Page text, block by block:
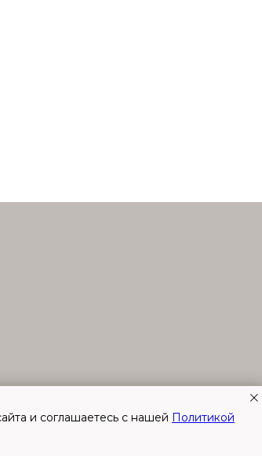
и соглашаетесь с нашей Политикой